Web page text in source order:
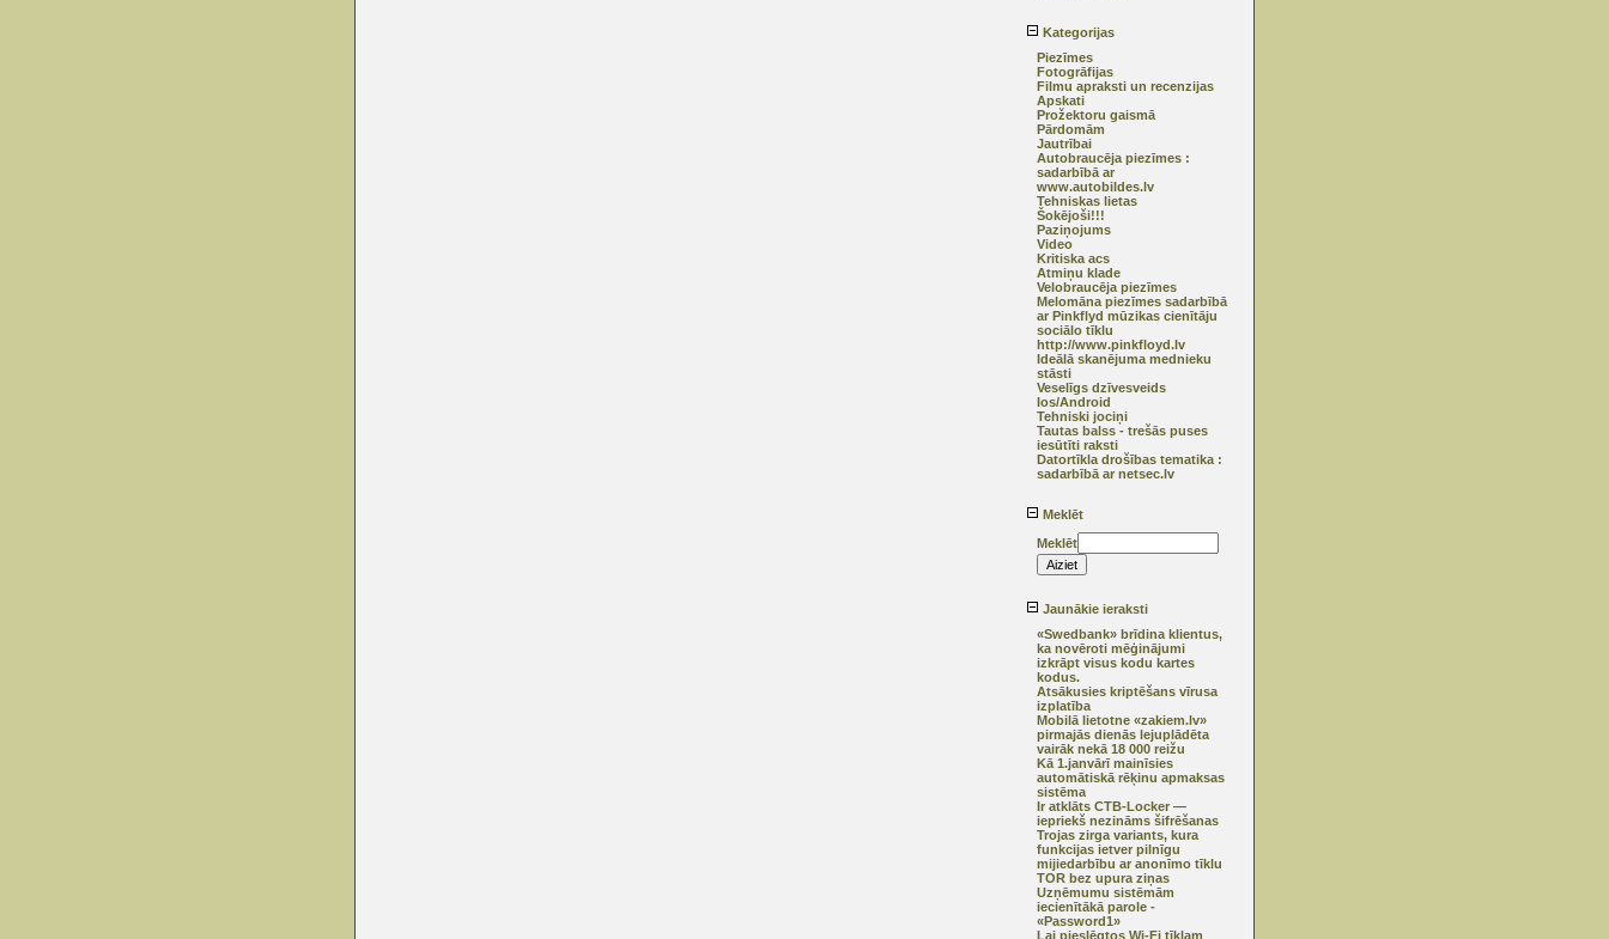
Kategorijas
Piezīmes
Fotogrāfijas
Filmu apraksti un recenzijas
Apskati
Prožektoru gaismā
Pārdomām
Jautrībai
Autobraucēja piezīmes :
sadarbībā ar
www.autobildes.lv
Tehniskas lietas
Šokējoši!!!
Paziņojums
Video
Kritiska acs
Atmiņu klade
Velobraucēja piezīmes
Melomāna piezīmes sadarbībā
ar Pinkflyd mūzikas cienītāju
sociālo tīklu
http://www.pinkfloyd.lv
Ideālā skanējuma mednieku
stāsti
Veselīgs dzīvesveids
Ios/Android
Tehniski jociņi
Tautas balss - trešās puses
iesūtīti raksti
Datortīkla drošības tematika :
sadarbībā ar netsec.lv
Meklēt
Meklēt
Jaunākie ieraksti
«Swedbank» brīdina klientus,
ka novēroti mēģinājumi
izkrāpt visus kodu kartes
kodus.
Atsākusies kriptēšans vīrusa
izplatība
Mobilā lietotne «zakiem.lv»
pirmajās dienās lejuplādēta
vairāk nekā 18 000 reižu
Kā 1.janvārī mainīsies
automātiskā rēķinu apmaksas
sistēma
Ir atklāts CTB-Locker —
iepriekš nezināms šifrēšanas
Trojas zirga variants, kura
funkcijas ietver pilnīgu
mijiedarbību ar anonīmo tīklu
TOR bez upura ziņas
Uzņēmumu sistēmām
iecienītākā parole -
«Password1»
Lai pieslēgtos Wi-Fi tīklam